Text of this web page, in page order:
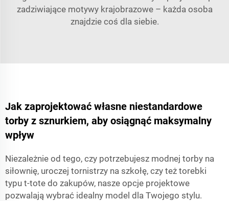
zadziwiające motywy krajobrazowe – każda osoba
znajdzie coś dla siebie.
Jak zaprojektować własne niestandardowe
torby z sznurkiem, aby osiągnąć maksymalny
wpływ
Niezależnie od tego, czy potrzebujesz modnej torby na
siłownię, uroczej tornistrzy na szkołę, czy też torebki
typu t-tote do zakupów, nasze opcje projektowe
pozwalają wybrać idealny model dla Twojego stylu.